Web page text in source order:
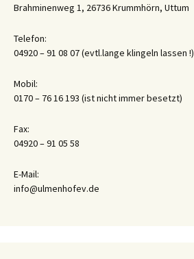
Brahminenweg 1, 26736 Krummhörn, Uttum
Telefon:
04920 – 91 08 07 (evtl.lange klingeln lassen !)
Mobil:
0170 – 76 16 193 (ist nicht immer besetzt)
Fax:
04920 – 91 05 58
E-Mail:
info@ulmenhofev.de